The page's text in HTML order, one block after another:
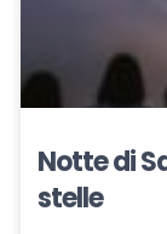
Notte di
stelle